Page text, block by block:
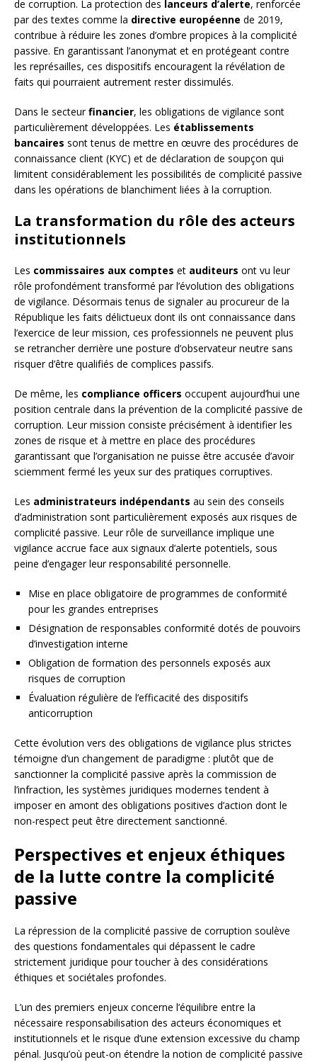
de corruption. La protection des lanceurs d’alerte, renforcée
par des textes comme la directive européenne de 2019,
contribue à réduire les zones d’ombre propices à la complicité
passive. En garantissant l’anonymat et en protégeant contre
les représailles, ces dispositifs encouragent la révélation de
faits qui pourraient autrement rester dissimulés.
Dans le secteurfinancier, les obligations de vigilance sont
particulièrement développées. Les établissements
bancaires sont tenus de mettre en œuvre des procédures de
connaissance client (KYC) et de déclaration de soupçon qui
limitent considérablement les possibilités de complicité passive
dans les opérations de blanchiment liées à la corruption.
La transformation du rôle des acteurs
institutionnels
Les commissaires aux comptes et auditeurs ont vu leur
rôle profondément transformé par l’évolution des obligations
de vigilance. Désormais tenus de signaler au procureur de la
République les faits délictueux dont ils ont connaissance dans
l’exercice de leur mission, ces professionnels ne peuvent plus
se retrancher derrière une posture d’observateur neutre sans
risquer d’être qualifiés de complices passifs.
De même, les compliance officers occupent aujourd’hui une
position centrale dans la prévention de la complicité passive de
corruption. Leur mission consiste précisément à identifier les
zones de risque et à mettre en place des procédures
garantissant que l’organisation ne puisse être accusée d’avoir
sciemment fermé les yeux sur des pratiques corruptives.
Les administrateurs indépendants au sein des conseils
d’administration sont particulièrement exposés aux risques de
complicité passive. Leur rôle de surveillance implique une
vigilance accrue face aux signaux d’alerte potentiels, sous
peine d’engager leur responsabilité personnelle.
Mise en place obligatoire de programmes de conformité
pour les grandes entreprises
Désignation de responsables conformité dotés de pouvoirs
d’investigation interne
Obligation de formation des personnels exposés aux
risques de corruption
Évaluation régulière de l’efficacité des dispositifs
anticorruption
Cette évolution vers des obligations de vigilance plus strictes
témoigne d’un changement de paradigme : plutôt que de
sanctionner la complicité passive après la commission de
l’infraction, les systèmes juridiques modernes tendent à
imposer en amont des obligations positives d’action dont le
non-respect peut être directement sanctionné.
Perspectives et enjeux éthiques
de la lutte contre la complicité
passive
La répression de la complicité passive de corruption soulève
des questions fondamentales qui dépassent le cadre
strictement juridique pour toucher à des considérations
éthiques et sociétales profondes.
L’un des premiers enjeux concerne l’équilibre entre la
nécessaire responsabilisation des acteurs économiques et
institutionnels et le risque d’une extension excessive du champ
pénal. Jusqu’où peut-on étendre la notion de complicité passive